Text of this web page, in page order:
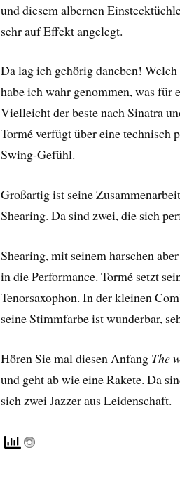
und diesem albernen
sehr auf Effekt angelegt.
Da lag ich gehörig daneben!
habe ich wahr genommen, was für
Vielleicht der beste nach Sinatra
Tormé verfügt über eine technisch
Swing-Gefühl.
Großartig ist seine
Shearing. Da sind zwei, die sich
Shearing, mit seinem harschen
in die Performance. Tormé setzt
Tenorsaxophon. In der kleinen
seine Stimmfarbe ist wunderbar,
Hören Sie mal diesen Anfang The
und geht ab wie eine Rakete. Da
sich zwei Jazzer aus Leidenschaft.